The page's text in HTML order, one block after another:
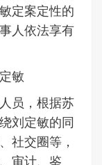
定案定性的
人依法享有
敏
员，根据苏
刘定敏的同
社交圈等，
审计、鉴